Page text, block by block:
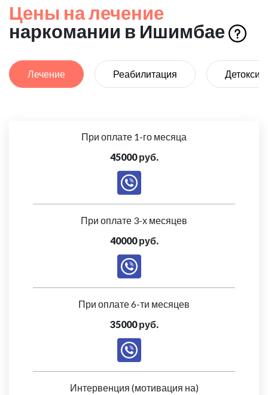
Цены на лечение
наркомании в Ишимбае
Лечение Реабилитация
При оплате 1-го месяца
45000 руб.
При оплате 3-х месяцев
40000 руб.
При оплате 6-ти месяцев
35000 руб.
Интервенция (мотивация на)